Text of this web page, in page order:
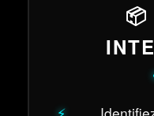
📦